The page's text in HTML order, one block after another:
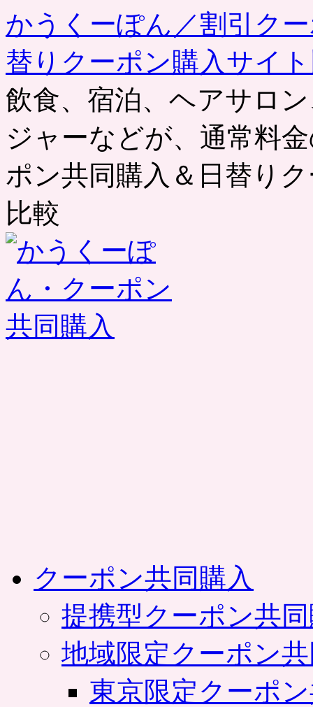
かうくーぽん／割引ク
替りクーポン購入サイ
飲食、宿泊、ヘアサロ
ジャーなどが、通常料
ポン共同購入＆日替り
比較
クーポン共同購入
提携型クーポン共
地域限定クーポン
東京限定クーポ